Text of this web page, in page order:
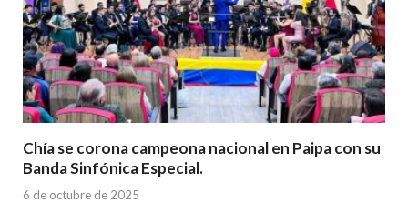
Chía se corona campeona nacional en Paipa con su
Banda Sinfónica Especial.
6 de octubre de 2025